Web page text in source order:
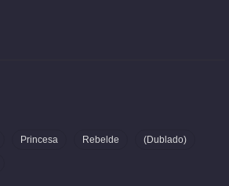
Princesa Rebelde (Dublado)